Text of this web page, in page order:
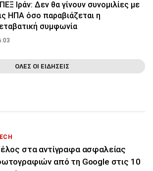
Ιράν: Δεν θα γίνουν συνομιλίες με
ΗΠΑ όσο παραβιάζεται η
συμφωνία
ΟΛΕΣ ΟΙ ΕΙΔΗΣΕΙΣ
στα αντίγραφα ασφαλείας
από τη Google στις 10